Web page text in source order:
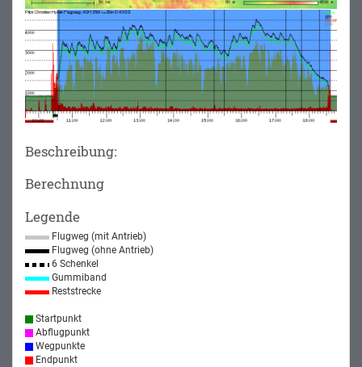
Beschreibung:
Berechnung
Legende
Flugweg (mit Antrieb)
Flugweg (ohne Antrieb)
6 Schenkel
Gummiband
Reststrecke
Startpunkt
Abflugpunkt
Wegpunkte
Endpunkt